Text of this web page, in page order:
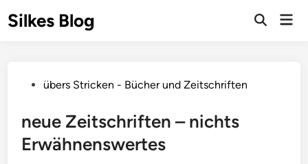
toSilkes Blog
Postedübers Stricken - Bücher und Zeitschriften
neue Zeitschriften – nichts
Erwähnenswertes